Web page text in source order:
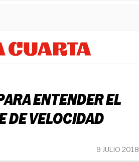
ENTENDER EL
DE VELOCIDAD
9 JULIO 2018